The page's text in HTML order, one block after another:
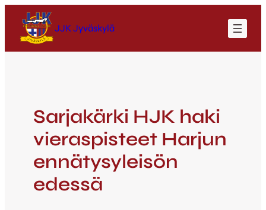
JJK Jyväskylä
Sarjakärki HJK haki
vieraspisteet Harjun
ennätysyleisön
edessä